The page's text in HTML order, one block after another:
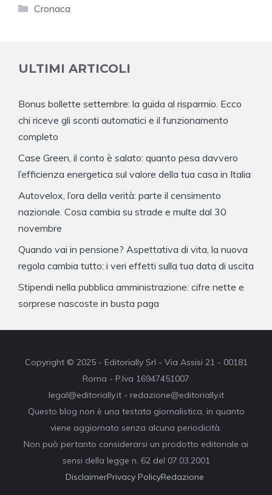
Categorie
Cronaca
ULTIMI ARTICOLI
Bonus bollette settembre: la guida al risparmio. Ecco
chi riceve gli sconti automatici e il funzionamento
completo
Case Green, il conto è salato: quanto pesa davvero
l’efficienza energetica sul valore della tua casa in Italia
Autovelox, l’ora della verità: parte il censimento
nazionale. Cosa cambia su strade e multe dal 30
novembre
Quando vai in pensione? Aspettativa di vita, la nuova
regola cambia tutto: i veri effetti sulla tua data di uscita
Stipendi nella pubblica amministrazione: cifre nette e
sorprese nascoste in busta paga
Copyright © 2025 - Editorially Srl - Via Assisi 21 - 00181
Roma - P.Iva 16947451007
legal@editorially.it - redazione@editorially.it
Questo blog non è una testata giornalistica, in quanto
viene aggiornato senza alcuna periodicità.
Non può pertanto considerarsi un prodotto editoriale ai
sensi della legge n. 62 del 07.03.2001
DisclaimerPrivacy PolicyRedazione